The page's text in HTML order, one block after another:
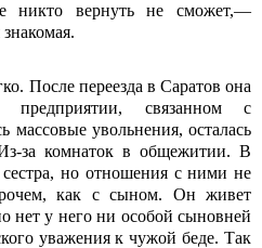
никто вернуть не сможет,—
После переезда в Саратов она
предприятии, связанном с
массовые увольнения, осталась
за комнаток в общежитии. В
но отношения с ними не
как с сыном. Он живет
нет у него ни особой сыновней
уважения к чужой беде. Так